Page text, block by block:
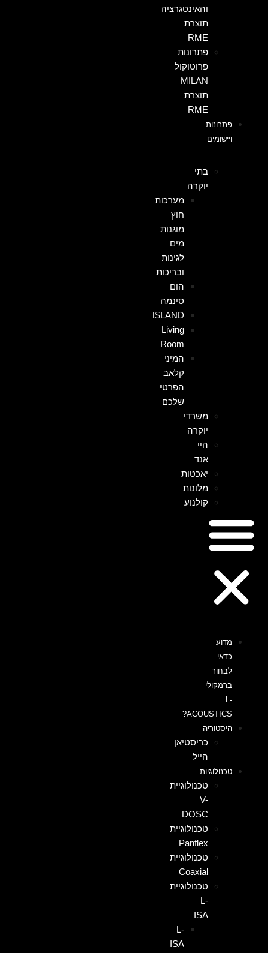
והאינטגרציה
תוצרת
RME
פתרונות
פרוטוקול
MILAN
תוצרת
RME
פתרונות
ויישומים
בתי
יוקרה
מערכות
חוץ
מוגנות
מים
לגינות
ובריכות
הום
סינמה
ISLAND
Living
Room
המיני
קלאב
הפרטי
שלכם
משרדי
יוקרה
היי
אנד
יאכטות
מלונות
קולנוע
מדוע
כדאי
לבחור
ברמקולי
L-
ACOUSTICS?
היסטוריה
כריסטיאן
הייל
טכנולוגיות
טכנולוגיית
V-
DOSC
טכנולוגיית
Panflex
טכנולוגיית
Coaxial
טכנולוגיית
L-
ISA
L-
ISA